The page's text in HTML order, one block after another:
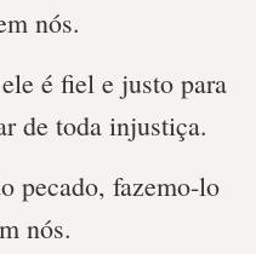
nós.
é fiel e justo para
de toda injustiça.
pecado, fazemo-lo
nós.